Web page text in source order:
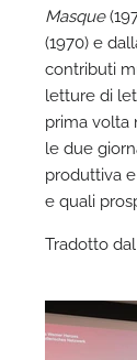
Masque
(1970) e
contributi
letture di
prima volta
le due
produttiva
e quali
Tradotto